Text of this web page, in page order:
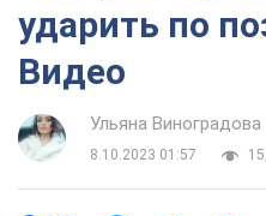
ударить по
Видео
Ульяна Виноградова
8.10.2023 01:57